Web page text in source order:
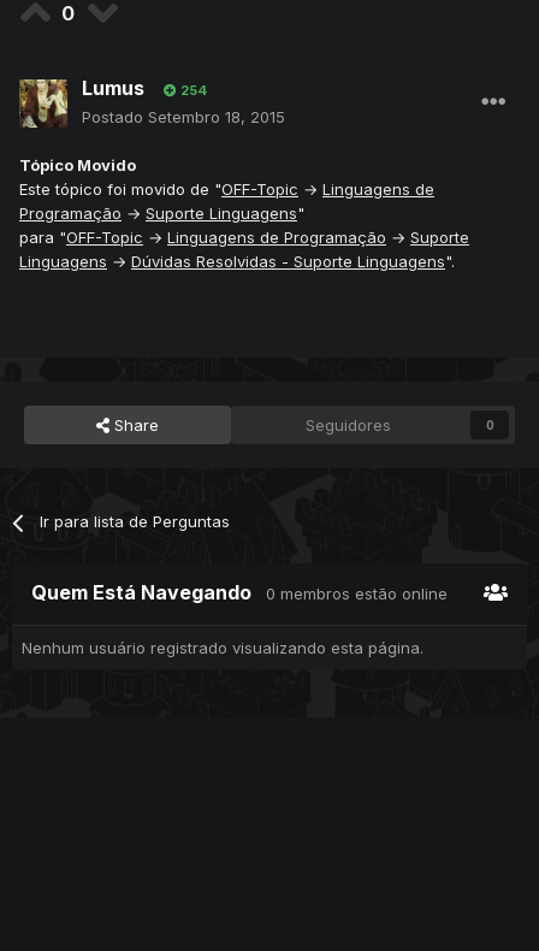
0
Lumus 254
Postado Setembro 18, 2015
Tópico Movido
Este tópico foi movido de "OFF-Topic → Linguagens de
Programação → Suporte Linguagens"
para "OFF-Topic → Linguagens de Programação → Suporte
Linguagens → Dúvidas Resolvidas - Suporte Linguagens".
Share Seguidores 0
Ir para lista de Perguntas
Quem Está Navegando 0 membros estão online
Nenhum usuário registrado visualizando esta página.